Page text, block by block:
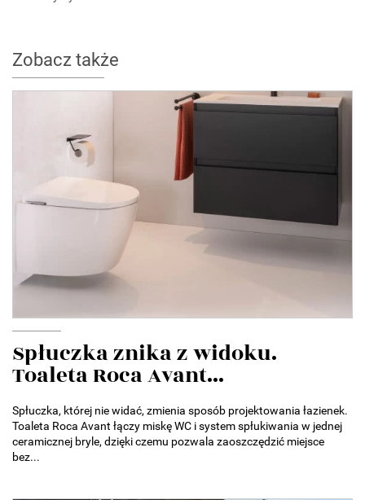
Zobacz także
Spłuczka znika z widoku.
Toaleta Roca Avant...
Spłuczka, której nie widać, zmienia sposób projektowania łazienek.
Toaleta Roca Avant łączy miskę WC i system spłukiwania w jednej
ceramicznej bryle, dzięki czemu pozwala zaoszczędzić miejsce
bez...